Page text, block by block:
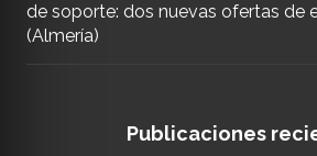
de soporte: dos nuevas ofertas de
(Almería)
Publicaciones